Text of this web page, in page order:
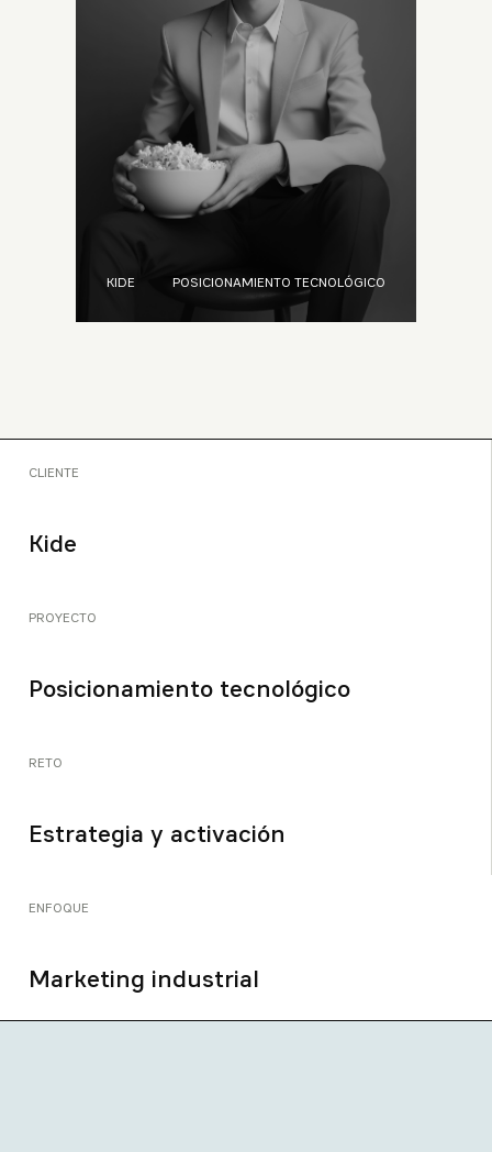
KIDE POSICIONAMIENTO TECNOLÓGICO
CLIENTE
Kide
PROYECTO
Posicionamiento tecnológico
RETO
Estrategia y activación
ENFOQUE
Marketing industrial